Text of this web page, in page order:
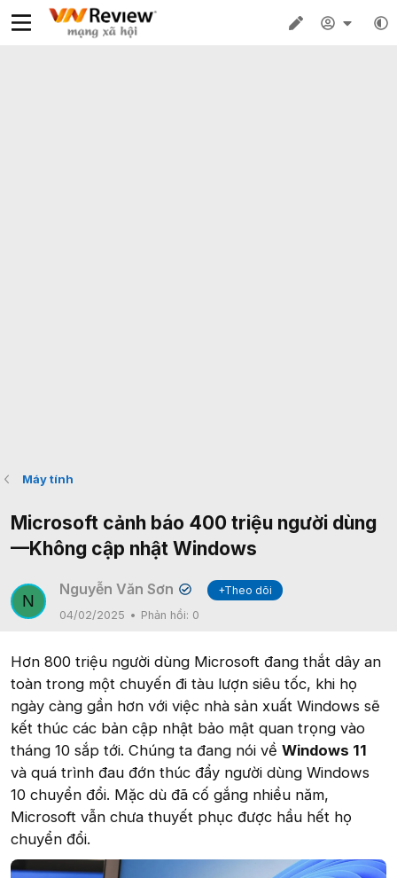
Máy tính
Microsoft cảnh báo 400 triệu người dùng
—Không cập nhật Windows
N
Nguyễn Văn Sơn ✔
+Theo dõi
04/02/2025
Phản hồi: 0
Hơn 800 triệu người dùng Microsoft đang thắt dây an
toàn trong một chuyến đi tàu lượn siêu tốc, khi họ
ngày càng gần hơn với việc nhà sản xuất Windows sẽ
kết thúc các bản cập nhật bảo mật quan trọng vào
tháng 10 sắp tới. Chúng ta đang nói về Windows 11
và quá trình đau đớn thúc đẩy người dùng Windows
10 chuyển đổi. Mặc dù đã cố gắng nhiều năm,
Microsoft vẫn chưa thuyết phục được hầu hết họ
chuyển đổi.